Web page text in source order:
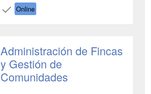
Online
Administración de Fincas
y Gestión de
Comunidades